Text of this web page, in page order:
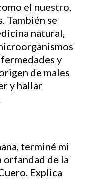
el nuestro,
También se
natural,
y
de males
y hallar
terminé mi
orfandad de la
Explica